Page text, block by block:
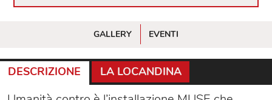
GALLERY EVENTI
DESCRIZIONE LA LOCANDINA